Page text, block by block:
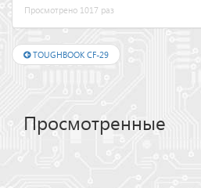
Просмотрено 1017 раз
TOUGHBOOK CF-29
Просмотренные